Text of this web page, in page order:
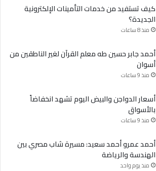
كيف تستفيد من خدمات التأمينات الإلكترونية
الجديدة؟
منذ 8 ساعات
أحمد جابر حسين طه معلم القرآن لغير الناطقين من
أسوان
منذ 9 ساعات
أسعار الدواجن والبيض اليوم تشهد انخفاضاً
بالأسواق
منذ 9 ساعات
أحمد عمرو أحمد سعيد: مسيرة شاب مصري بين
الهندسة والرياضة
منذ يوم واحد